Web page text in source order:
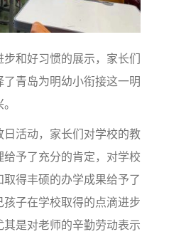
和好习惯的展示，家长们
青岛为明幼小衔接这一明
日活动，家长们对学校的教
给予了充分的肯定，对学校
得丰硕的办学成果给予了
子在学校取得的点滴进步
是对老师的辛勤劳动表示